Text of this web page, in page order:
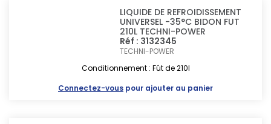
LIQUIDE DE REFROIDISSEMENT
UNIVERSEL -35°C BIDON FUT
210L TECHNI-POWER
Réf : 3132345
TECHNI-POWER
Conditionnement : Fût de 210l
Connectez-vous pour ajouter au panier